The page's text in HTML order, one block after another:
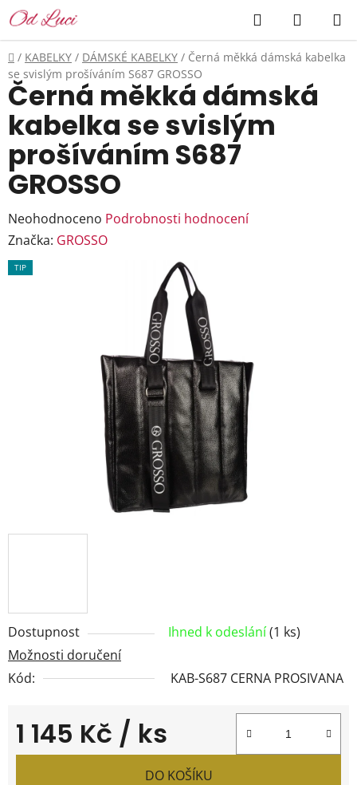
Přejít
na
obsah
Hledat
KOŠÍK
Domů
/ KABELKY / DÁMSKÉ KABELKY / Černá měkká dámská kabelka
se svislým prošíváním S687 GROSSO
Dostupnost Ihned k odeslání(1 ks)
Možnosti doručení
Kód:
KAB-S687 CERNA PROSIVANA
1 145 Kč / ks
Měrná cena:
DO KOŠÍKU
Černá měkká dámská
kabelka se svislým
prošíváním S687
GROSSO
Průměrné
hodnocení
produktu
Neohodnoceno Podrobnosti hodnocení
Značka: GROSSO
TIP